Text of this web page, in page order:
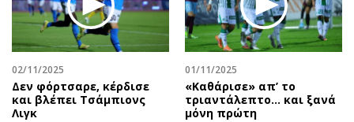
02/11/2025
Δεν φόρτσαρε, κέρδισε
και βλέπει Τσάμπιονς
Λιγκ
01/11/2025
«Καθάρισε» απ’ το
τριαντάλεπτο… και ξανά
μόνη πρώτη